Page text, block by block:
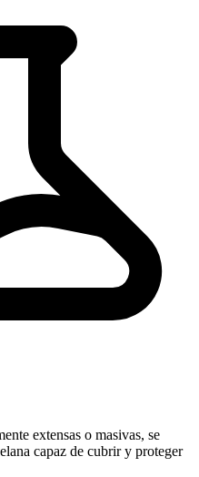
extensas o masivas, se
capaz de cubrir y proteger